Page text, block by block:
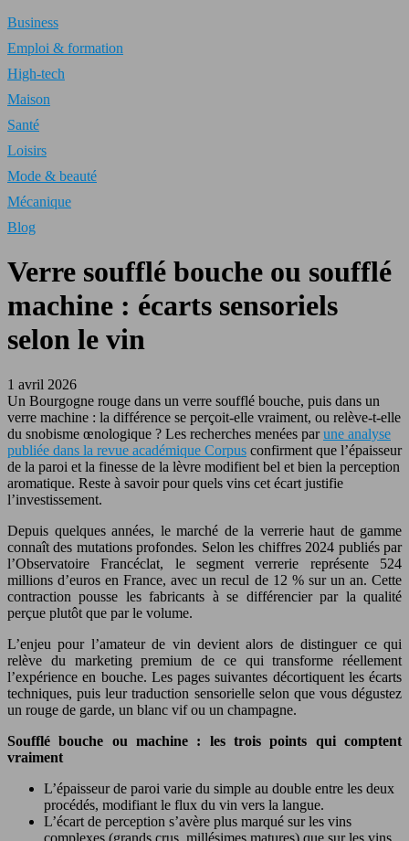
Business
Emploi & formation
High-tech
Maison
Santé
Loisirs
Mode & beauté
Mécanique
Blog
Verre soufflé bouche ou soufflé
machine : écarts sensoriels
selon le vin
1 avril 2026
Un Bourgogne rouge dans un verre soufflé bouche, puis dans un
verre machine : la différence se perçoit-elle vraiment, ou relève-t-elle
du snobisme œnologique ? Les recherches menées parune analyse
publiée dans la revue académique Corpus confirment que l’épaisseur
de la paroi et la finesse de la lèvre modifient bel et bien la perception
aromatique. Reste à savoir pour quels vins cet écart justifie
l’investissement.
Depuis quelques années, le marché de la verrerie haut de gamme
connaît des mutations profondes. Selon les chiffres 2024 publiés par
l’Observatoire Francéclat, le segment verrerie représente 524
millions d’euros en France, avec un recul de 12 % sur un an. Cette
contraction pousse les fabricants à se différencier par la qualité
perçue plutôt que par le volume.
L’enjeu pour l’amateur de vin devient alors de distinguer ce qui
relève du marketing premium de ce qui transforme réellement
l’expérience en bouche. Les pages suivantes décortiquent les écarts
techniques, puis leur traduction sensorielle selon que vous dégustez
un rouge de garde, un blanc vif ou un champagne.
Soufflé bouche ou machine : les trois points qui comptent
vraiment
L’épaisseur de paroi varie du simple au double entre les deux
procédés, modifiant le flux du vin vers la langue.
L’écart de perception s’avère plus marqué sur les vins
complexes (grands crus, millésimes matures) que sur les vins